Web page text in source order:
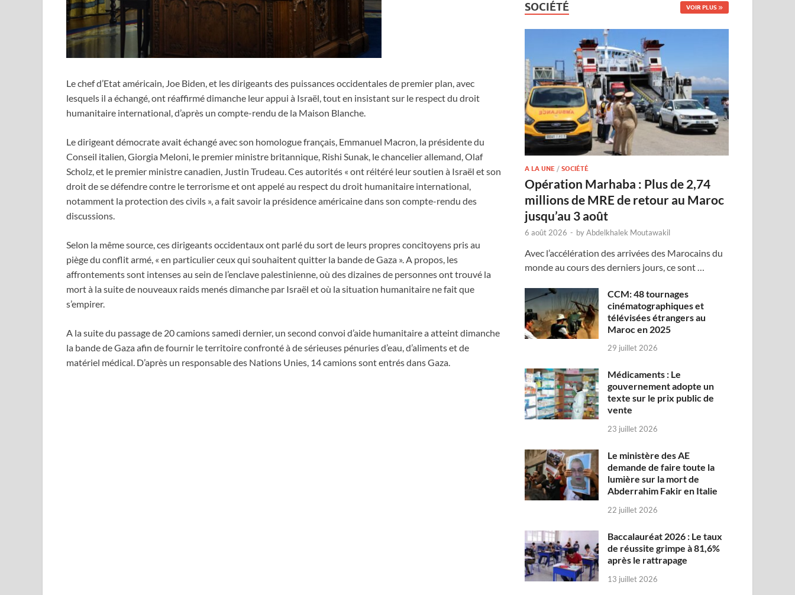
Le chef d’Etat américain, Joe Biden, et les dirigeants des puissances occidentales de premier plan, avec
lesquels il a échangé, ont réaffirmé dimanche leur appui à Israël, tout en insistant sur le respect du droit
humanitaire international, d’après un compte-rendu de la Maison Blanche.
Le dirigeant démocrate avait échangé avec son homologue français, Emmanuel Macron, la présidente du
Conseil italien, Giorgia Meloni, le premier ministre britannique, Rishi Sunak, le chancelier allemand, Olaf
Scholz, et le premier ministre canadien, Justin Trudeau. Ces autorités « ont réitéré leur soutien à Israël et son
droit de se défendre contre le terrorisme et ont appelé au respect du droit humanitaire international,
notamment la protection des civils », a fait savoir la présidence américaine dans son compte-rendu des
discussions.
Selon la même source, ces dirigeants occidentaux ont parlé du sort de leurs propres concitoyens pris au
piège du conflit armé, « en particulier ceux qui souhaitent quitter la bande de Gaza ». A propos, les
affrontements sont intenses au sein de l’enclave palestinienne, où des dizaines de personnes ont trouvé la
mort à la suite de nouveaux raids menés dimanche par Israël et où la situation humanitaire ne fait que
s’empirer.
A la suite du passage de 20 camions samedi dernier, un second convoi d’aide humanitaire a atteint dimanche
la bande de Gaza afin de fournir le territoire confronté à de sérieuses pénuries d’eau, d’aliments et de
matériel médical. D’après un responsable des Nations Unies, 14 camions sont entrés dans Gaza.
SOCIÉTÉ VOIR PLUS
A LA UNE /SOCIÉTÉ
Opération Marhaba : Plus de 2,74
millions de MRE de retour au Maroc
jusqu’au 3 août
6 août 2026 - byAbdelkhalek Moutawakil
Avec l’accélération des arrivées des Marocains du
monde au cours des derniers jours, ce sont …
CCM: 48 tournages
cinématographiques et
télévisées étrangers au
Maroc en 2025
29 juillet 2026
Médicaments : Le
gouvernement adopte un
texte sur le prix public de
vente
23 juillet 2026
Le ministère des AE
demande de faire toute la
lumière sur la mort de
Abderrahim Fakir en Italie
22 juillet 2026
Baccalauréat 2026 : Le taux
de réussite grimpe à 81,6%
après le rattrapage
13 juillet 2026